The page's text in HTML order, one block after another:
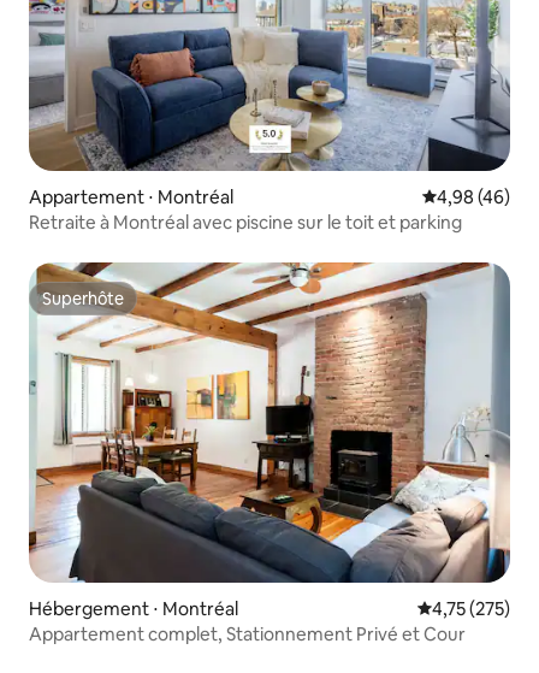
Appartement ⋅ Montréal Évaluation
4,98 (46)
Retraite à Montréal avec piscine sur le toit et parking
Superhôte
Superhôte
Hébergement ⋅ Montréal Évaluation
4,75 (275)
Appartement complet, Stationnement Privé et Cour